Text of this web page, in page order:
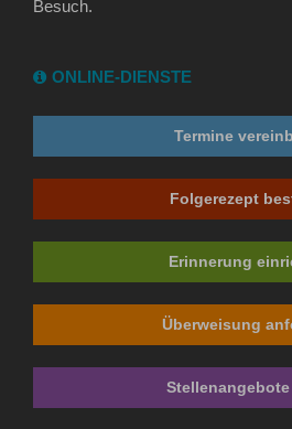
Besuch.
ONLINE-DIENSTE
Termine
Folgerezept
Erinnerung
Überweisung